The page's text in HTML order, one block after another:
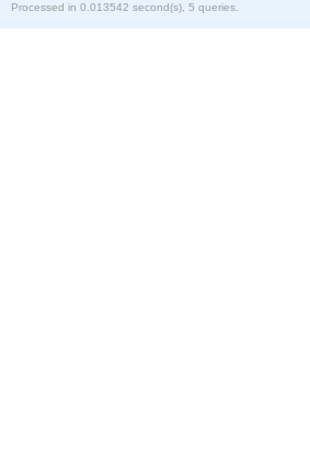
Processed in 0.013542 second(s), 5 queries.